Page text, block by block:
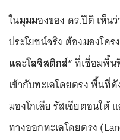
ในมุมมองของ ดร.ปิติ เห็
ประโยชน์จริง ต้องมองโคร
และโลจิสติกส์”ที่เชื่อมพื้น
เข้ากับทะเลโดยตรง พื้นที่
มองโกเลีย รัสเซียตอนใต้
ทางออกทะเลโดยตรง